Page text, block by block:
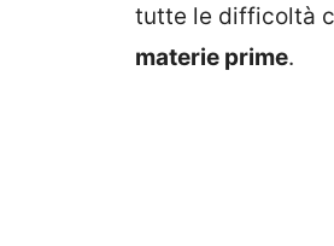
tutte le difficoltà
materie prime.